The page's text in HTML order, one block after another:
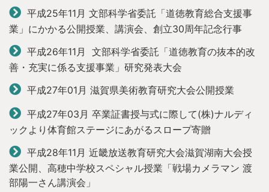
平成25年11月 文部科学省委託「道徳教育総合支援事
業」にかかる公開授業、講演会、 創立30周年記念行事
平成26年11月 文部科学省委託「道徳教育の抜本的改
善・充実に係る支援事業」研究発表大会
平成27年01月 滋賀県美術教育研究大会公開授業
平成27年03月 卒業証書授与式に際して(株)ナルディ
ックより体育館ステージにあがるスロープ寄贈
平成28年11月 近畿放送教育研究大会滋賀湖南大会授
業公開、 高穂中学校スペシャル授業「戦場カメラマン 渡
部陽一さん講演会」